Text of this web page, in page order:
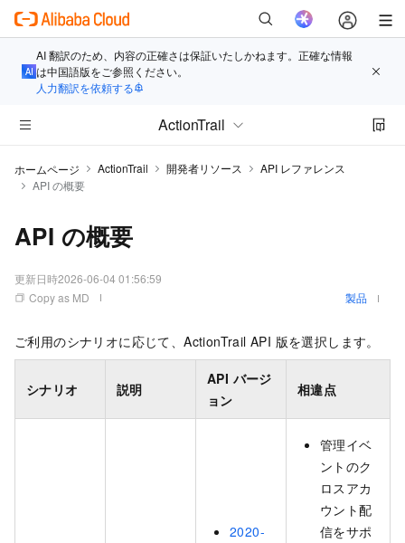
AI 翻訳のため、内容の正確さは保証いたしかねます。正確な情報
は中国語版をご参照ください。
人力翻訳を依頼する
ActionTrail
ホームページ ActionTrail 開発者リソース
API レファレンス
API の概要
API の概要
更新日時2026-06-04 01:56:59
Copy as MD
製品
ご利用のシナリオに応じて、ActionTrail API 版を選択します。
シナリオ 説明
API バージ
ョン
相違点
2020-
管理イベ
ントのク
ロスアカ
ウント配
信をサポ